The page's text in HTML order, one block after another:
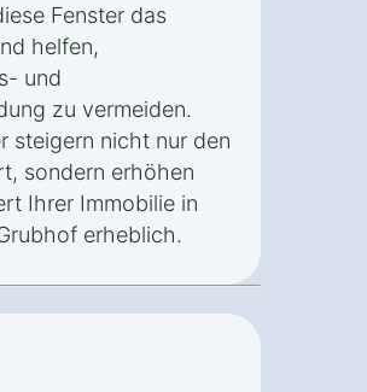
Fenster das
helfen,
und
zu vermeiden.
steigern nicht nur den
sondern erhöhen
Ihrer Immobilie in
erheblich.